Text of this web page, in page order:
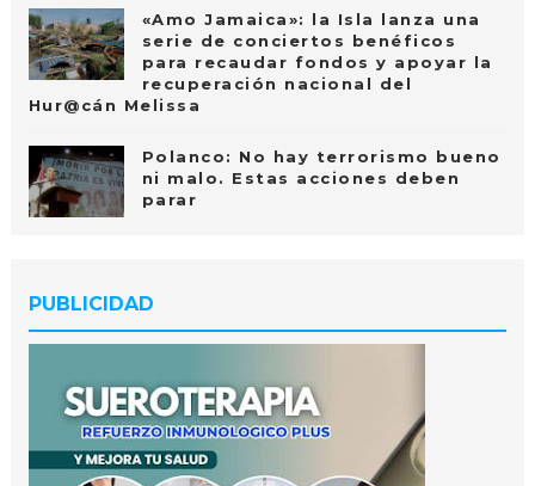
«Amo Jamaica»: la Isla lanza una
serie de conciertos benéficos
para recaudar fondos y apoyar la
recuperación nacional del
Hur@cán Melissa
Polanco: No hay terrorismo bueno
ni malo. Estas acciones deben
parar
PUBLICIDAD